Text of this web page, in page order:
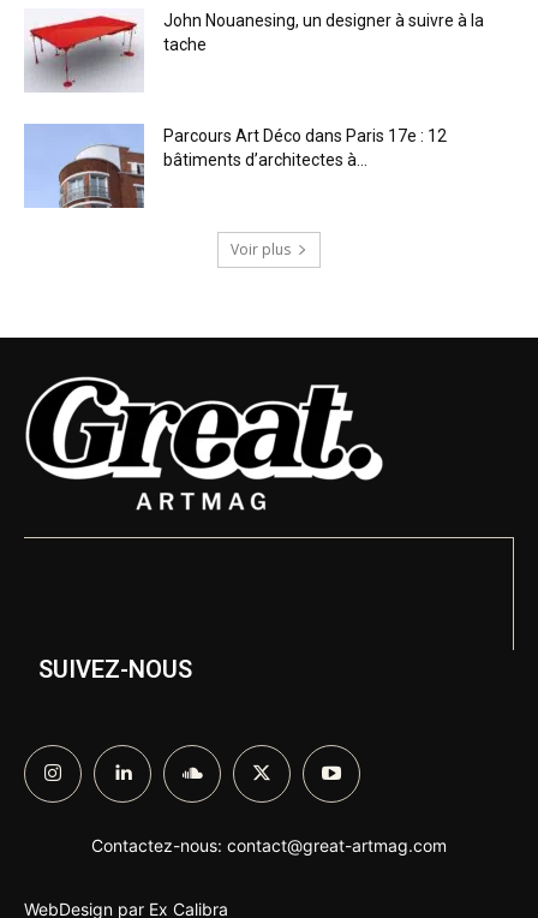
John Nouanesing, un designer à suivre à la
tache
Parcours Art Déco dans Paris 17e : 12
bâtiments d’architectes à...
Voir plus
SUIVEZ-NOUS
Contactez-nous: contact@great-artmag.com
WebDesign par Ex Calibra